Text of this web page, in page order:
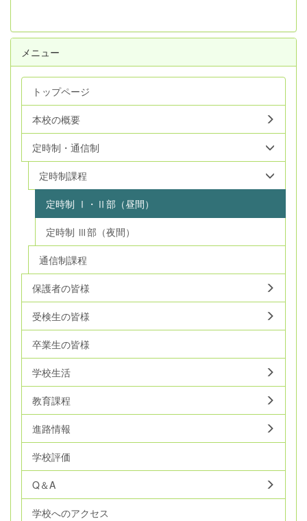
メニュー
トップページ
本校の概要
定時制・通信制
定時制課程
定時制 Ⅰ・Ⅱ部（昼間）
定時制 Ⅲ部（夜間）
通信制課程
保護者の皆様
受検生の皆様
卒業生の皆様
学校生活
教育課程
進路情報
学校評価
Q＆A
学校へのアクセス